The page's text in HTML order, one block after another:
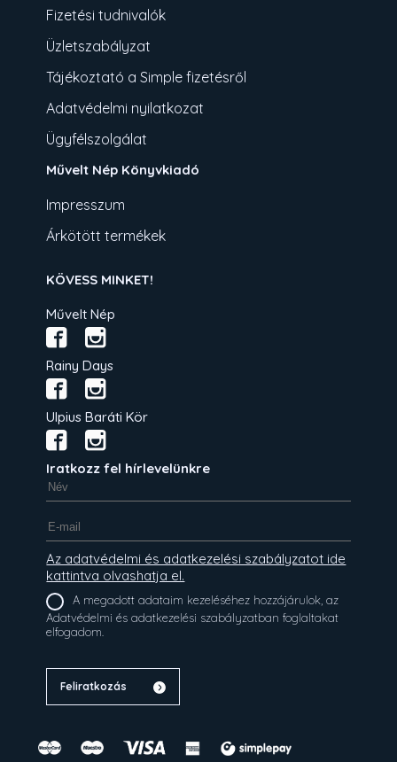
Fizetési tudnivalók
Üzletszabályzat
Tájékoztató a Simple fizetésről
Adatvédelmi nyilatkozat
Ügyfélszolgálat
Művelt Nép Könyvkiadó
Impresszum
Árkötött termékek
KÖVESS MINKET!
Művelt Nép
Rainy Days
Ulpius Baráti Kör
Iratkozz fel hírlevelünkre
Az adatvédelmi és adatkezelési szabályzatot ide
kattintva olvashatja el.
A megadott adataim kezeléséhez hozzájárulok, az
Adatvédelmi és adatkezelési szabályzatban foglaltakat
elfogadom.
Feliratkozás